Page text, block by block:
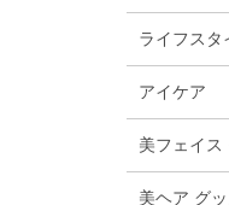
ライフスタ
アイケア
美フェイス
美ヘア グ